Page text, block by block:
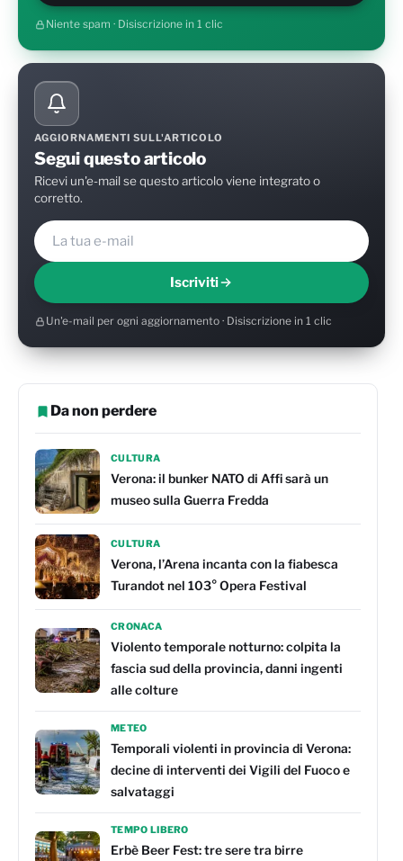
Niente spam · Disiscrizione in 1 clic
AGGIORNAMENTI SULL'ARTICOLO
Segui questo articolo
Ricevi un'e-mail se questo articolo viene integrato o
corretto.
Iscriviti
Un'e-mail per ogni aggiornamento · Disiscrizione in 1 clic
Da non perdere
CULTURA
Verona: il bunker NATO di Affi sarà un
museo sulla Guerra Fredda
CULTURA
Verona, l’Arena incanta con la fiabesca
Turandot nel 103° Opera Festival
CRONACA
Violento temporale notturno: colpita la
fascia sud della provincia, danni ingenti
alle colture
METEO
Temporali violenti in provincia di Verona:
decine di interventi dei Vigili del Fuoco e
salvataggi
TEMPO LIBERO
Erbè Beer Fest: tre sere tra birre